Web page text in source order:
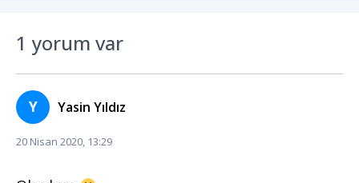
1 yorum var
Y Yasin Yıldız
20 Nisan 2020, 13:29